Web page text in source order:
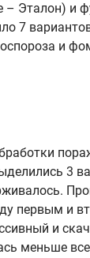
– Эталон)
7
и
3
первым и
и
меньше